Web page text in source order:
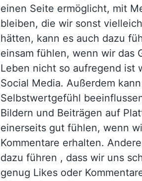
einen Seite ermöglicht, mit
bleiben, die wir sonst
hätten, kann es auch dazu
einsam fühlen, wenn wir das
Leben nicht so aufregend ist
Social Media. Außerdem
Selbstwertgefühl
Bildern und Beiträgen auf
einerseits gut fühlen, wenn
Kommentare erhalten.
dazu führen , dass wir uns
genug Likes oder